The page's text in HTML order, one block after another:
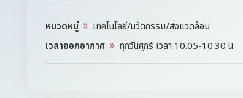
หมวดหมู่
เทคโนโลยี/นวัตกรรม/สิ่งแวดล้อม
เวลาออกอากาศ
ทุกวันศุกร์ เวลา 10.05-10.30 น.